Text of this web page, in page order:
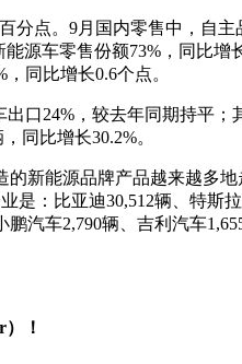
分点。9月国内零售中，自
源车零售份额73%，同比
同比增长0.6个点。
口24%，较去年同期持平
同比增长30.2%。
新能源品牌产品越来越多
：比亚迪30,512辆、特斯
汽车2,790辆、吉利汽车
！